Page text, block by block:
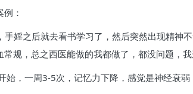
：
手婬之后就去看书学习了，然后突然出现精神
规，总之西医能做的我都做了，都没问题，
始，一周3-5次，记忆力下降，感觉是神经衰